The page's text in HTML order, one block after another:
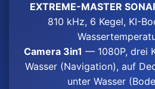
EXTREME-MASTER
810 kHz, 6 Kegel, KI-
Camera 3in1 — 1080P, drei
Wasser (Navigation), auf
unter Wasser